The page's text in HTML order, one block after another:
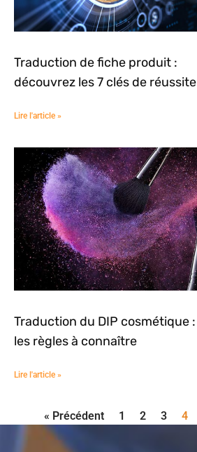
Traduction de fiche produit :
découvrez les 7 clés de réussite
Lire l'article »
Traduction du DIP cosmétique :
les règles à connaître
Lire l'article »
« Précédent 1 2 3 4